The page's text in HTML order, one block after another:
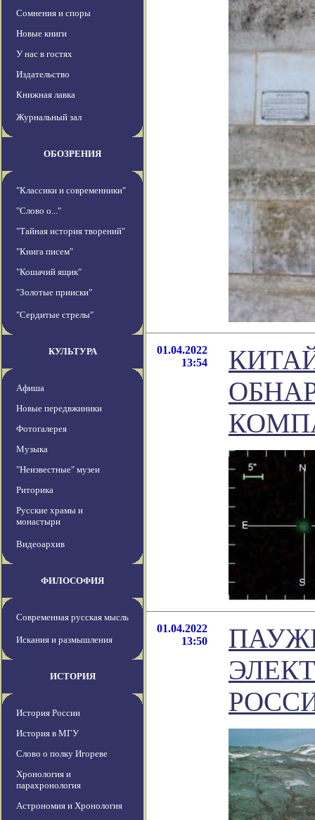
Сомнения и споры
Новые книги
У нас в гостях
Издательство
Книжная лавка
Журнальный зал
ОБОЗРЕНИЯ
"Классики и современники"
"Слово о..."
"Тайная история творений"
"Книга писем"
"Кошачий ящик"
"Золотые прииски"
"Сердитые стрелы"
КУЛЬТУРА
Афиша
Новые передвжиники
Фотогалерея
Музыка
"Неизвестные" музеи
Риторика
Русские храмы и
монастыри
Видеоархив
ФИЛОСОФИЯ
Современная русская мысль
Искания и размышления
ИСТОРИЯ
История России
История в МГУ
Слово о полку Игореве
Хронология и
парахронология
Астрономия и Хронология
01.04.2022
13:54
01.04.2022
13:50